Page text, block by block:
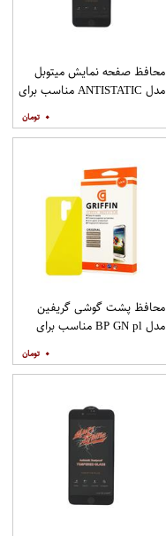
محافظ صفحه نمایش میتوبل
مدل ANTISTATIC مناسب برای
۰
محافظ پشت گوشی گریفین
مدل BP GN pl مناسب برای
۰